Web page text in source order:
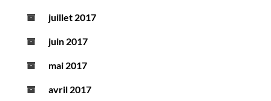
juillet 2017
juin 2017
mai 2017
avril 2017